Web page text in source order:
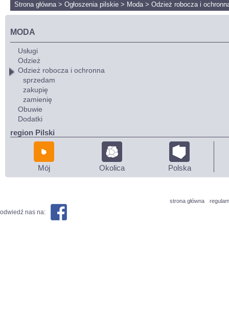
Strona główna> Ogłoszenia pilskie > Moda> Odzież robocza i
MODA
Usługi
Odzież
Odzież robocza i ochronna
sprzedam
zakupię
zamienię
Obuwie
Dodatki
region Pilski
Mój Okolica Polska
strona główna
odwiedź nas na: